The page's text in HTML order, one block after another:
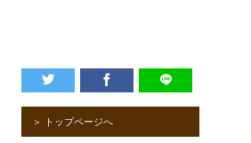
＞ トップページへ